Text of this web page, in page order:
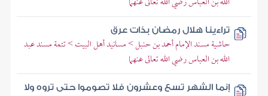
تراءينا هلال رمضان بذات عرق
حاشية مسند الإمام أحمد بن حنبل > مسانيد أهل البيت > تتمة مسند عبد
الله بن العباس رضي الله تعالى عنهما
إنما الشهر تسع وعشرون فلا تصوموا حتى تروه ولا